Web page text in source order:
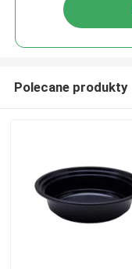
Polecane produkty